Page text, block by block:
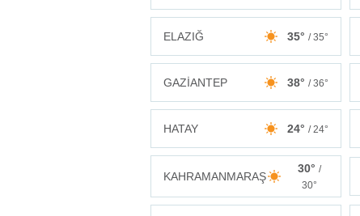
ELAZIĞ 35° / 35°
GAZİANTEP 38° / 36°
HATAY 24° / 24°
KAHRAMANMARAŞ
30° /
30°